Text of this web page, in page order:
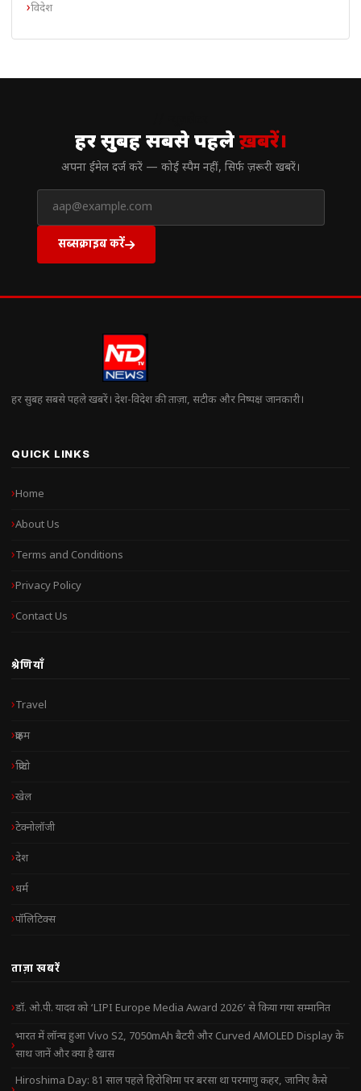
विदेश
हर सुबह सबसे पहलेख़बरें।
अपना ईमेल दर्ज करें — कोई स्पैम नहीं, सिर्फ ज़रूरी खबरें।
सब्सक्राइब करें
हर सुबह सबसे पहले खबरें। देश-विदेश की ताज़ा, सटीक और निष्पक्ष जानकारी।
QUICK LINKS
Home
About Us
Terms and Conditions
Privacy Policy
Contact Us
श्रेणियाँ
Travel
क्राइम
क्रिप्टो
खेल
टेक्नोलॉजी
देश
धर्म
पॉलिटिक्स
ताज़ा खबरें
डॉ. ओ.पी. यादव को ‘LIPI Europe Media Award 2026’ से किया गया सम्मानित
भारत में लॉन्च हुआ Vivo S2, 7050mAh बैटरी और Curved AMOLED Display के
साथ जानें और क्या है खास
Hiroshima Day: 81 साल पहले हिरोशिमा पर बरसा था परमाणु कहर, जानिए कैसे